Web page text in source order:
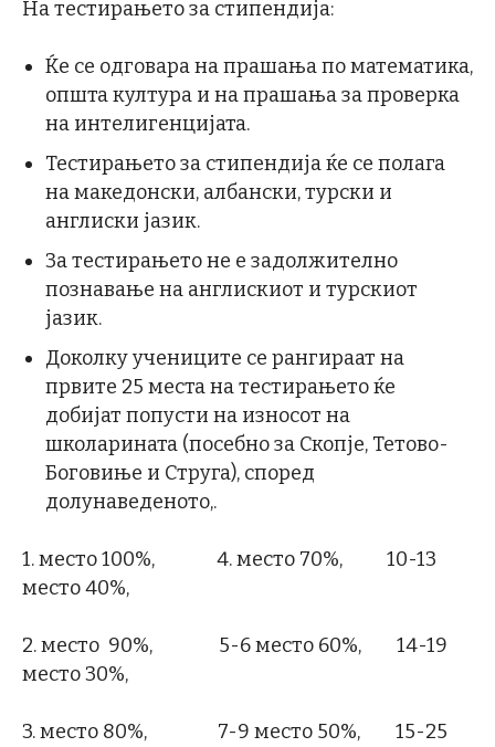
На тестирањето за стипендија:
Ќе се одговара на прашања по математика,
општа култура и на прашања за проверка
на интелигенцијата.
Тестирањето за стипендија ќе се полага
на македонски, албански, турски и
англиски јазик.
За тестирањето не е задолжително
познавање на англискиот и турскиот
јазик.
Доколку учениците се рангираат на
првите 25 места на тестирањето ќе
добијат попусти на износот на
школарината (посебно за Скопје, Тетово-
Боговиње и Струга), според
долунаведеното,.
1. место 100%, 4. место 70%, 10-13
место 40%,
2. место 90%, 5-6 место 60%, 14-19
место 30%,
3. место 80%, 7-9 место 50%, 15-25